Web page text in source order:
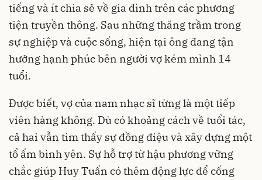
tiếng và ít chia sẻ về gia đình trên các phương
tiện truyền thông. Sau những thăng trầm trong
sự nghiệp và cuộc sống, hiện tại ông đang tận
hưởng hạnh phúc bên người vợ kém mình 14
tuổi.
Được biết, vợ của nam nhạc sĩ từng là một tiếp
viên hàng không. Dù có khoảng cách về tuổi tác,
cả hai vẫn tìm thấy sự đồng điệu và xây dựng một
tổ ấm bình yên. Sự hỗ trợ từ hậu phương vững
chắc giúp Huy Tuấn có thêm động lực để cống